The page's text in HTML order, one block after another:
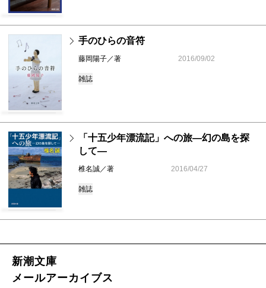
手のひらの音符
藤岡陽子／著 2016/09/02
雑誌
「十五少年漂流記」への旅―幻の島を探
して―
椎名誠／著 2016/04/27
雑誌
新潮文庫
メールアーカイブス